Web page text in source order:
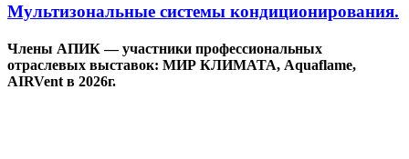
Мультизональные системы кондиционирования.
Члены АПИК — участники профессиональных
отраслевых выставок: МИР КЛИМАТА, Aquaflame,
AIRVent в 2026г.